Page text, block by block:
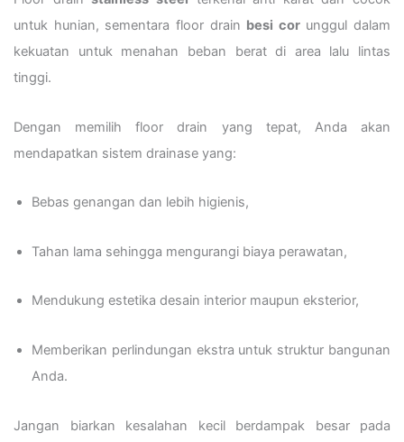
untuk hunian, sementara floor drain besi corunggul dalam
kekuatan untuk menahan beban berat di area lalu lintas
tinggi.
Dengan memilih floor drain yang tepat, Anda akan
mendapatkan sistem drainase yang:
Bebas genangan dan lebih higienis,
Tahan lama sehingga mengurangi biaya perawatan,
Mendukung estetika desain interior maupun eksterior,
Memberikan perlindungan ekstra untuk struktur bangunan
Anda.
Jangan biarkan kesalahan kecil berdampak besar pada